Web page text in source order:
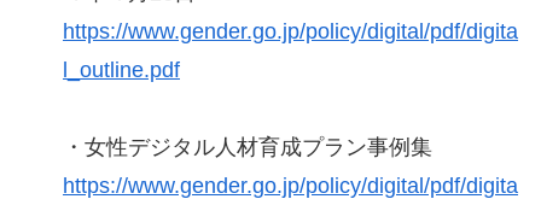
https://www.gender.go.jp/policy/digital/pdf/digita
l_outline.pdf
・女性デジタル人材育成プラン事例集
https://www.gender.go.jp/policy/digital/pdf/digita